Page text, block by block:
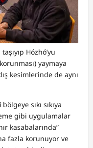
Hózhó’yu
yaymaya
kesimlerinde de aynı
sıkı sıkıya
gibi uygulamalar
kasabalarında”
fazla korunuyor ve